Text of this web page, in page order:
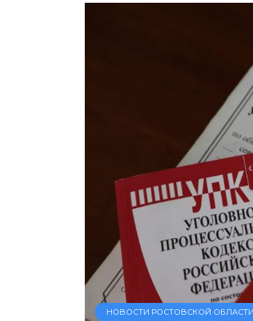
НОВОСТИ РОСТОВСКОЙ ОБЛАСТИ